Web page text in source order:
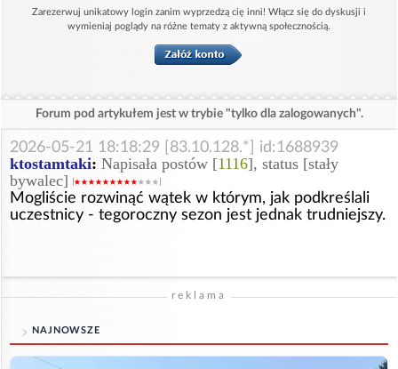
Zarezerwuj unikatowy login zanim wyprzedzą cię inni! Włącz się do dyskusji i
wymieniaj poglądy na różne tematy z aktywną społecznością.
Forum pod artykułem jest w trybie "tylko dla zalogowanych".
2026-05-21 18:18:29 [83.10.128.*] id:1688939
ktostamtaki: Napisała postów [1116], status [stały
bywalec]
Mogliście rozwinąć wątek w którym, jak podkreślali
uczestnicy - tegoroczny sezon jest jednak trudniejszy.
reklama
NAJNOWSZE